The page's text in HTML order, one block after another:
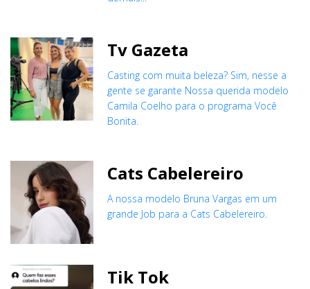
Tv Gazeta
Casting com muita beleza? Sim, nesse a
gente se garante Nossa querida modelo
Camila Coelho para o programa Você
Bonita.
Cats Cabelereiro
A nossa modelo Bruna Vargas em um
grande Job para a Cats Cabelereiro.
Tik Tok